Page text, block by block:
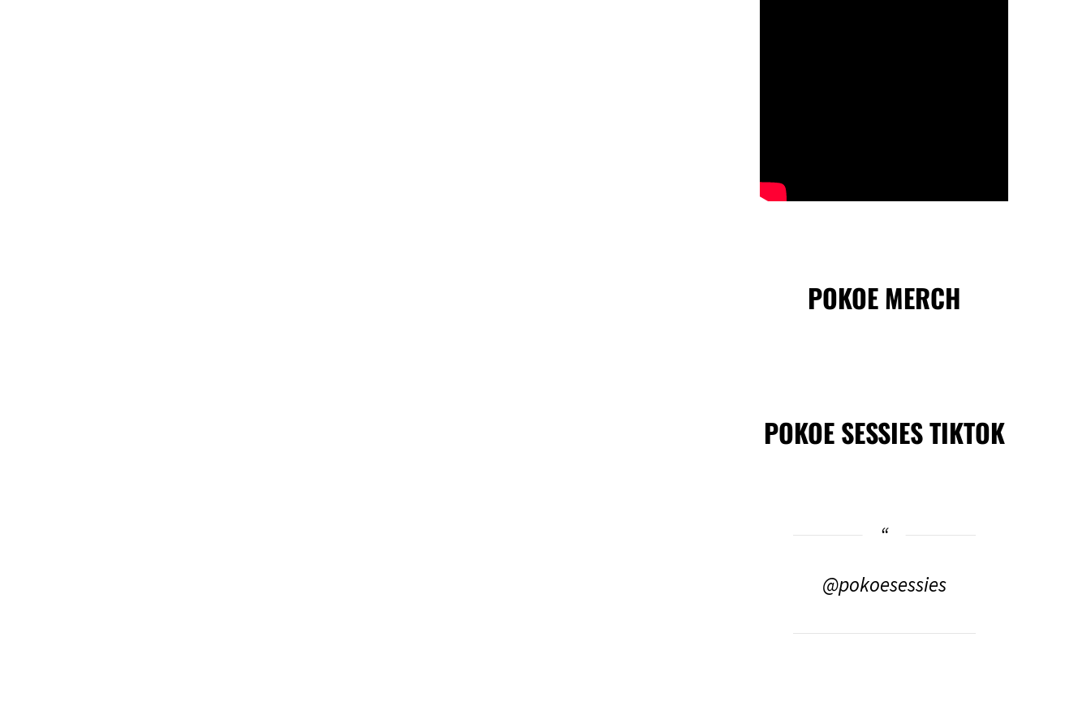
POKOE MERCH
POKOE SESSIES TIKTOK
@pokoesessies